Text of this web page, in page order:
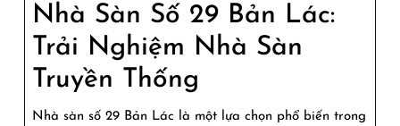
Nhà Sàn Số 29 Bản Lác:
Trải Nghiệm Nhà Sàn
Truyền Thống
Sàn
Nhà sàn số 29 Bản Lác là một lựa chọn phổ biến trong